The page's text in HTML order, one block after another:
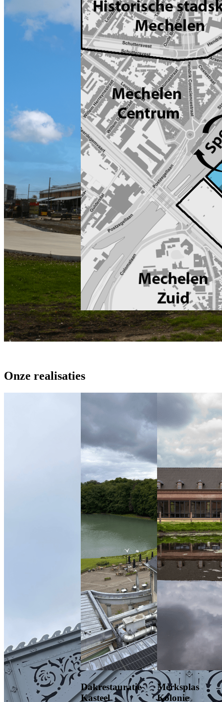
Onze realisaties
Dakrestauratie
Kasteel
Merksplas
Kolonie